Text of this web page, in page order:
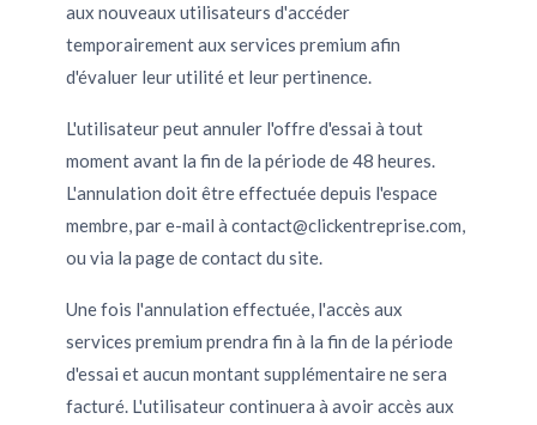
aux nouveaux utilisateurs d'accéder
temporairement aux services premium afin
d'évaluer leur utilité et leur pertinence.
L'utilisateur peut annuler l'offre d'essai à tout
moment avant la fin de la période de 48 heures.
L'annulation doit être effectuée depuis l'espace
membre, par e-mail à contact@clickentreprise.com,
ou via la page de contact du site.
Une fois l'annulation effectuée, l'accès aux
services premium prendra fin à la fin de la période
d'essai et aucun montant supplémentaire ne sera
facturé. L'utilisateur continuera à avoir accès aux